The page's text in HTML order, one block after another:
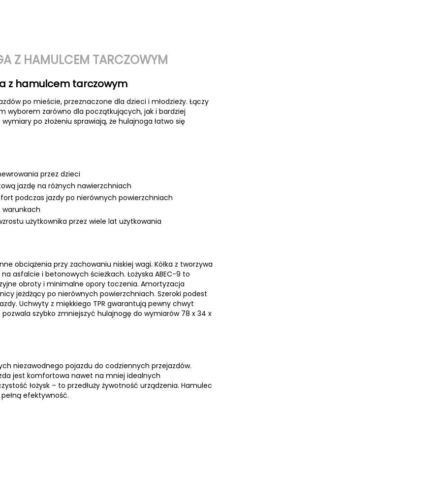
Z HAMULCEM TARCZOWYM
z hamulcem tarczowym
po mieście, przeznaczone dla dzieci i młodzieży. Łączy
wyborem zarówno dla początkujących, jak i bardziej
po złożeniu sprawiają, że hulajnoga łatwo się
przez dzieci
jazdę na różnych nawierzchniach
podczas jazdy po nierównych powierzchniach
użytkownika przez wiele lat użytkowania
obciążenia przy zachowaniu niskiej wagi. Kółka z tworzywa
asfalcie i betonowych ścieżkach. Łożyska ABEC-9 to
obroty i minimalne opory toczenia. Amortyzacja
jeżdżący po nierównych powierzchniach. Szeroki podest
Uchwyty z miękkiego TPR gwarantują pewny chwyt
szybko zmniejszyć hulajnogę do wymiarów 78 x 34 x
niezawodnego pojazdu do codziennych przejazdów.
jest komfortowa nawet na mniej idealnych
łożysk – to przedłuży żywotność urządzenia. Hamulec
efektywność.